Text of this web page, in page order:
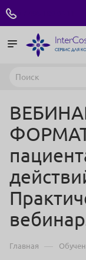
Главная —